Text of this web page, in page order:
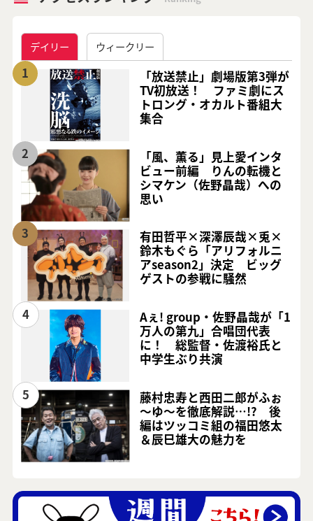
デイリー ウィークリー
1
「放送禁止」劇場版第3弾が
TV初放送！ ファミ劇にス
トロング・オカルト番組大
集合
2
「風、薫る」見上愛インタ
ビュー前編 りんの転機と
シマケン（佐野晶哉）への
思い
3
有田哲平×深澤辰哉×兎×
鈴木もぐら「アリフォルニ
アseason2」決定 ビッグ
ゲストの参戦に騒然
4
Aぇ! group・佐野晶哉が「1
万人の第九」合唱団代表
に！ 総監督・佐渡裕氏と
中学生ぶり共演
5
藤村忠寿と西田二郎がふぉ
～ゆ～を徹底解説…!? 後
編はツッコミ組の福田悠太
＆辰巳雄大の魅力を